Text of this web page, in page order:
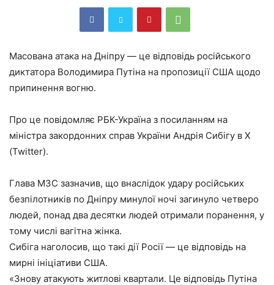
Масована атака на Дніпру — це відповідь російського
диктатора Володимира Путіна на пропозиції США щодо
припинення вогню.
Про це повідомляє РБК-Україна з посиланням на
міністра закордонних справ України Андрія Сибігу в X
(Twitter).
Глава МЗС зазначив, що внаслідок удару російських
безпілотників по Дніпру минулої ночі загинуло четверо
людей, понад два десятки людей отримали поранення, у
тому числі вагітна жінка.
Сибіга наголосив, що такі дії Росії — це відповідь на
мирні ініціативи США.
«Знову атакують житлові квартали. Це відповідь Путіна